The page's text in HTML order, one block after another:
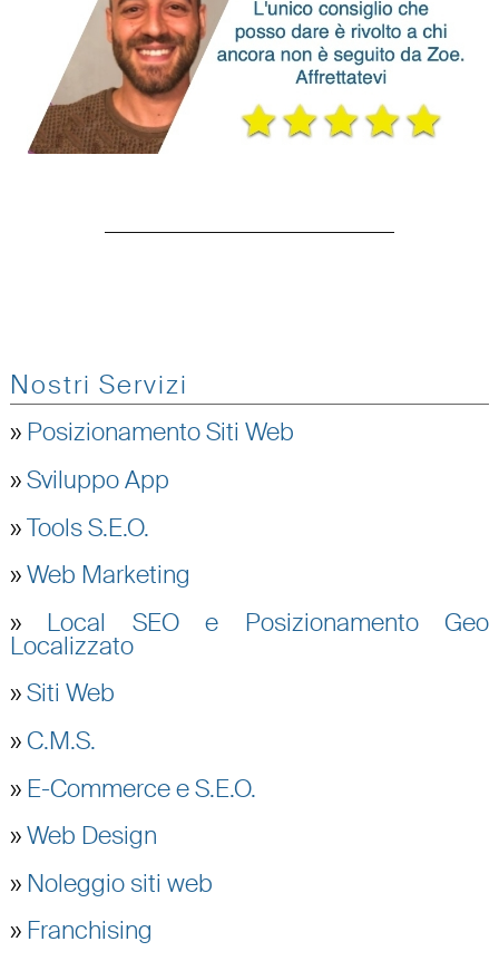
Nostri Servizi
» Posizionamento Siti Web
»Sviluppo App
»Tools S.E.O.
»Web Marketing
» Local SEO e Posizionamento Geo
Localizzato
»Siti Web
» C.M.S.
» E-Commerce e S.E.O.
»Web Design
» Noleggio siti web
» Franchising